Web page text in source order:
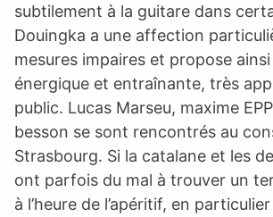
subtilement à la guitare dans
Douingka a une affection
mesures impaires et propose
énergique et entraînante, très
public. Lucas Marseu, maxime
besson se sont rencontrés au
Strasbourg. Si la catalane et les
ont parfois du mal à trouver un
à l’heure de l’apéritif, en particulier